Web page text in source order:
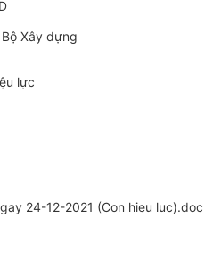
Xây dựng
lực
24-12-2021 (Con hieu luc).doc